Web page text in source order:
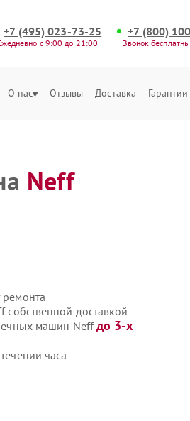
+7 (495) 023-73-25
с 9:00 до 21:00
+7 (800)
Звонок
О нас Отзывы Доставка Гарантии
Neff
доставкой
машин Neffдо 3-х
часа